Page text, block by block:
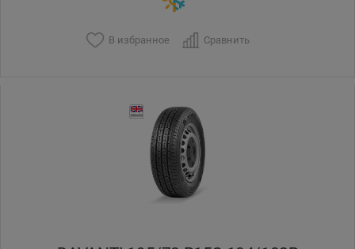
В избранное Сравнить